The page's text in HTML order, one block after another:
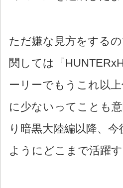
ただ嫌な見方をする
関しては『
ーリーでもうこれ以
に少ないってことも
り暗黒大陸編以降、
ようにどこまで活躍す